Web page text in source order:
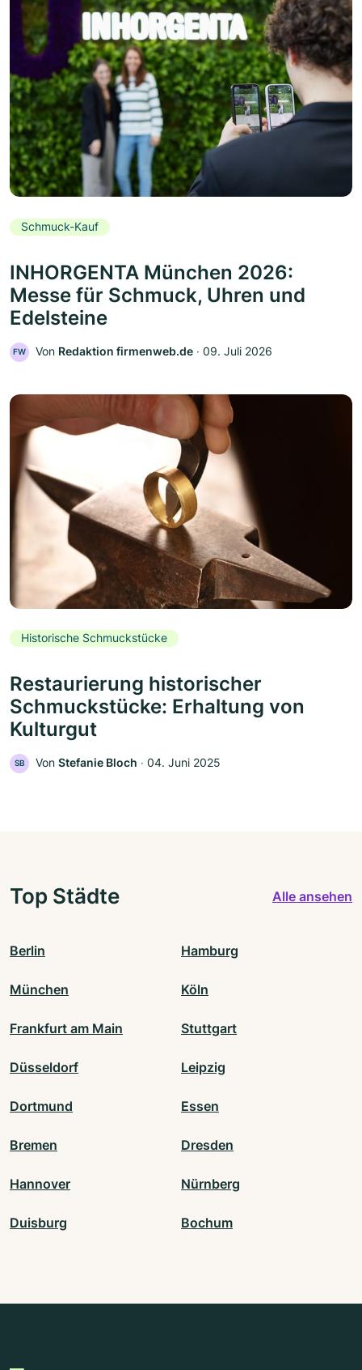
Schmuck-Kauf
INHORGENTA München 2026:
Messe für Schmuck, Uhren und
Edelsteine
FW Von Redaktion firmenweb.de ‧ 09. Juli 2026
Historische Schmuckstücke
Restaurierung historischer
Schmuckstücke: Erhaltung von
Kulturgut
SB Von Stefanie Bloch ‧ 04. Juni 2025
Top Städte Alle ansehen
Berlin Hamburg
München Köln
Frankfurt am Main Stuttgart
Düsseldorf Leipzig
Dortmund Essen
Bremen Dresden
Hannover Nürnberg
Duisburg Bochum